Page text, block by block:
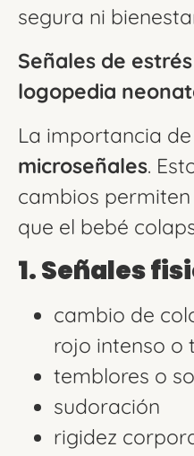
segura ni
Señales de
logopedia
La importancia
microseñales.
cambios
que el bebé
1. Señales
cambio de
rojo intenso o
temblores o
sudoración
rigidez